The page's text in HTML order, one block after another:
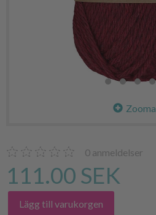
Zooma
0 anmeldelser
111.00 SEK
Lägg till varukorgen